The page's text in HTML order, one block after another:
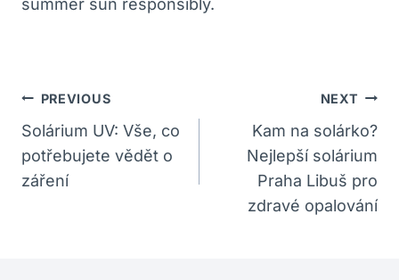
Navigace
Pro
Příspěvek
PREVIOUS
Solárium UV: Vše, co
potřebujete vědět o
záření
NEXT
Kam na solárko?
Nejlepší solárium
Praha Libuš pro
zdravé opalování